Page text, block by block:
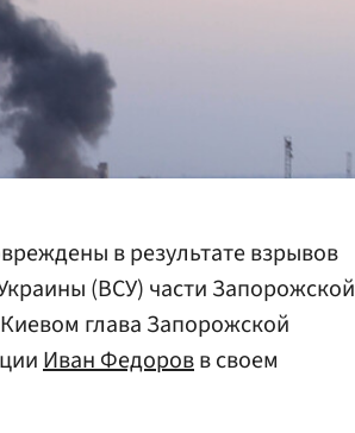
в результате взрывов
(ВСУ) части Запорожской
глава Запорожской
Иван Федоровв своем